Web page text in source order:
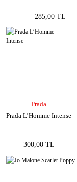
285,00 TL
Prada
Prada L’Homme Intense
300,00 TL